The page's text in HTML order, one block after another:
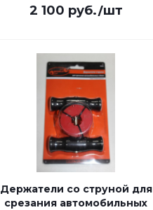
2 100 руб./шт
Держатели со струной для
срезания автомобильных